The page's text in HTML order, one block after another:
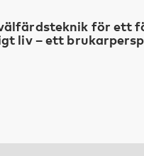
för ett
liv – ett